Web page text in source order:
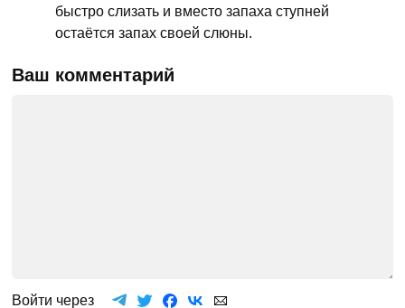
быстро слизать и вместо запаха ступней
остаётся запах своей слюны.
Ваш комментарий
Войти через